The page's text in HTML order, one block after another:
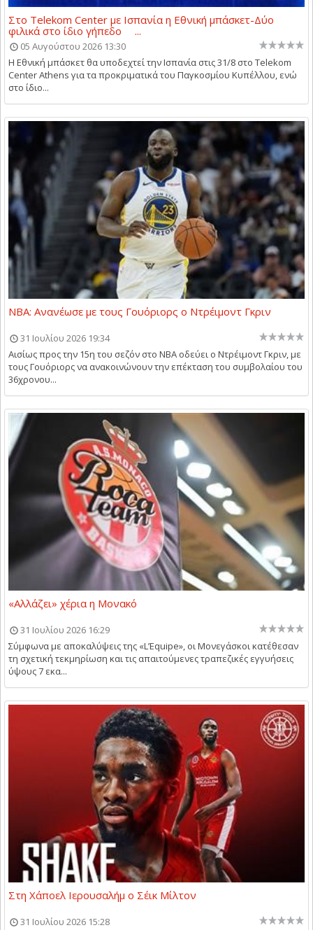
Στο Telekom Center με Ισπανία η Εθνική μπάσκετ-Δύο
φιλικά στο ίδιο γήπεδο ...
05 Αυγούστου 2026 13:30
Η Εθνική μπάσκετ θα υποδεχτεί την Ισπανία στις 31/8 στο Telekom
Center Athens για τα προκριματικά του Παγκοσμίου Κυπέλλου, ενώ
στο ίδιο...
NBA: Ανανέωσε με τους Γουόριορς ο Ντρέιμοντ Γκριν
31 Ιουλίου 2026 19:34
Αισίως προς την 15η του σεζόν στο NBA οδεύει ο Ντρέιμοντ Γκριν, με
τους Γουόριορς να ανακοινώνουν την επέκταση του συμβολαίου του
36χρονου...
«Αλλάζει» χέρια η Μονακό
31 Ιουλίου 2026 16:29
Σύμφωνα με αποκαλύψεις της «L’Equipe», οι Μονεγάσκοι κατέθεσαν
τη σχετική τεκμηρίωση και τις απαιτούμενες τραπεζικές εγγυήσεις
ύψους 7 εκα...
Στη Χάποελ Ιερουσαλήμ ο Σέικ Μίλτον
31 Ιουλίου 2026 15:28